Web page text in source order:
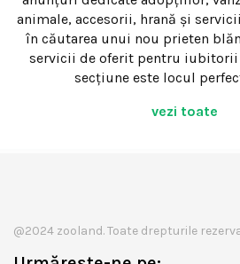
animale, accesorii, hrană și
în căutarea unui nou prieten
servicii de oferit pentru iubitorii
secțiune este locul
vezi toate
@2024 zooland. Toate drepturile